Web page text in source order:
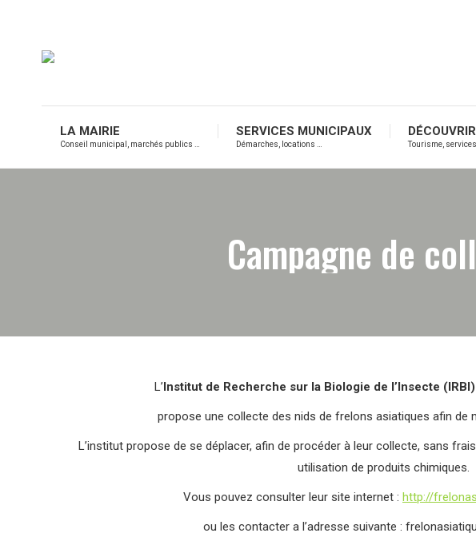
LA MAIRIE
Conseil municipal, marchés publics …
SERVICES MUNICIPAUX
Démarches, locations …
DÉCOUVRIR
Tourisme,
Campagne de
L’Institut de Recherche sur la Biologie de l’Insecte
propose une collecte des nids de frelons asiatiques afin de
L’institut propose de se déplacer, afin de procéder à leur collecte, sans
utilisation de produits chimiques.
Vous pouvez consulter leur site internet : http://
ou les contacter a l’adresse suivante :